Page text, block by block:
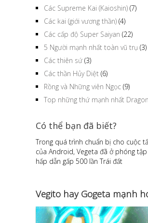
Các Supreme Kai (Kaioshin) (7)
Các kai (giới vương thần) (4)
Các cấp độ Super Saiyan (22)
5 Người mạnh nhất toàn vũ trụ (3)
Các thiên sứ (3)
Các thần Hủy Diệt (6)
Rồng và Những viên Ngọc (9)
Top những thứ mạnh nhất
Có thể bạn đã biết?
Trong quá trình chuẩn bị cho cuộc
của Android, Vegeta đã ở phóng
hấp dẫn gấp 500 lần Trái đất
Vegito hay Gogeta mạnh